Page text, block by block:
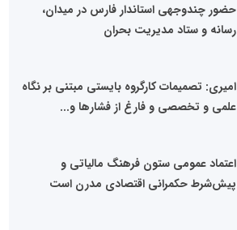
حضور چندوجهی استاندار فارس در میدان،
رسانه و ستاد مدیریت بحران
امیری: تصمیمات کارگروه بایستی مبتنی بر نگاه
علمی و تخصصی و فارغ از فشارها و...
اعتماد عمومی ستون فرهنگ مالیاتی و
پیش‌شرط حکمرانی اقتصادی مدرن است